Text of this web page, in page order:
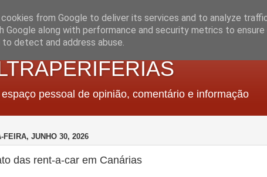
espaço pessoal de opinião, comentário e informação
FEIRA, JUNHO 30, 2026
das rent-a-car em Canárias
from Google to deliver its services and to analyze
Google along with performance and security metrics to
detect and address abuse.